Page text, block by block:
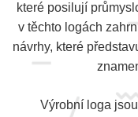
které posilují
v těchto logách
návrhy, které
Výrobní loga